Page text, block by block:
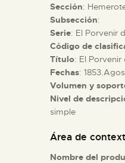
EL MUSEO
DIDÁCTICA
Sección:
Subsección:
Serie: El Porvenir
Código de
Título: El Porvenir
Fechas:
Volumen y
Nivel de
simple
Área de
Nombre del